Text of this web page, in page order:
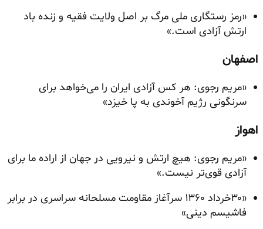
«رمز رستگاری ملی مرگ بر اصل ولایت فقیه و زنده باد
ارتش آزادی است.»
اصفهان
«مریم رجوی: هر کس آزادی ایران را می‌خواهد برای
سرنگونی رژیم آخوندی به پا خیزد»
اهواز
«مریم رجوی: هیچ ارتش و نیرویی در جهان از اراده ما برای
آزادی قوی‌تر نیست.»
«۳۰خرداد ۱۳۶۰ سرآغاز مقاومت مسلحانه سراسری در برابر
فاشیسم دینی»